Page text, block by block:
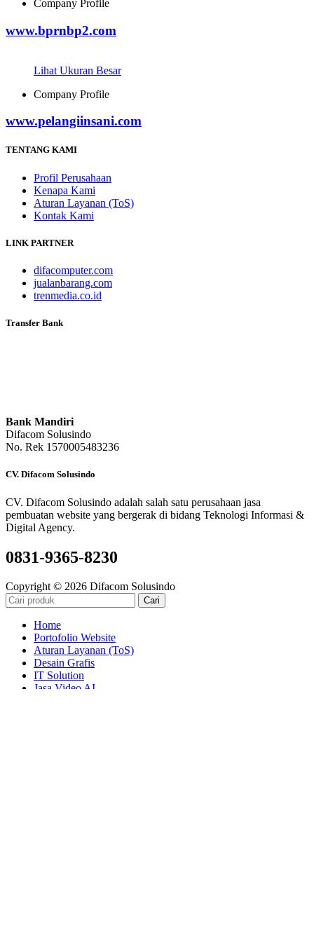
Company Profile
www.bprnbp2.com
Lihat Ukuran Besar
Company Profile
www.pelangiinsani.com
TENTANG KAMI
Profil Perusahaan
Kenapa Kami
Aturan Layanan (ToS)
Kontak Kami
LINK PARTNER
difacomputer.com
jualanbarang.com
trenmedia.co.id
Transfer Bank
Bank Mandiri
Difacom Solusindo
No. Rek 1570005483236
CV. Difacom Solusindo
CV. Difacom Solusindo adalah salah satu perusahaan jasa
pembuatan website yang bergerak di bidang Teknologi Informasi &
Digital Agency.
0831-9365-8230
Copyright © 2026 Difacom Solusindo
Cari
Home
Portofolio Website
Aturan Layanan (ToS)
Desain Grafis
IT Solution
Jasa Video AI